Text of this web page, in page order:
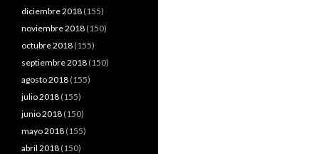
diciembre 2018 (155)
noviembre 2018 (150)
octubre 2018 (155)
septiembre 2018 (150)
agosto 2018 (155)
julio 2018 (155)
junio 2018 (150)
mayo 2018 (155)
abril 2018 (150)